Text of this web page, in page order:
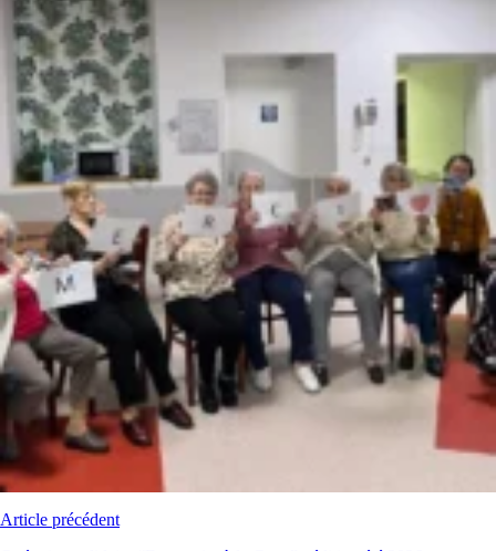
Article précédent